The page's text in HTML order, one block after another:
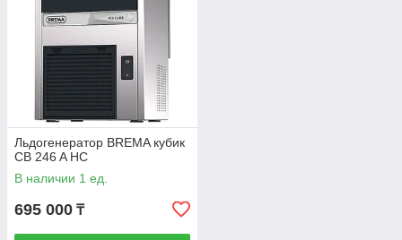
Льдогенератор BREMA кубик
CB 246 A HC
В наличии 1 ед.
695 000 ₸